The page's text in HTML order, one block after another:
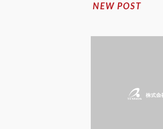
NEW POST